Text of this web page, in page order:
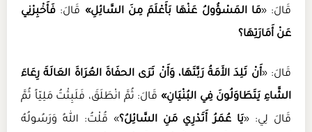
قَالَ: «مَا المَسْؤُولُ عَنْهَا بَأَعْلَمَ مِنَ السَّائِلِ» قَالَ: فَأَخْبِرْنِي
عَنْ أَمَارَتِهَا؟
قَالَ: «أَنْ تَلِدَ الأَمَةُ رَبَّتَهَا، وَأَنْ تَرَى الحفَاةَ العُرَاةَ العَالَةَ رِعَاءَ
الشَّاءِ يَتَطَاوَلُونَ فِي البُنْيَانِ» قَالَ: ثُمَّ انْطَلَقَ، فَلَبِثْتُ مَلِيّاً ثُمَّ
قَالَ لِي: «يَا عُمَرُ أَتَدْرِي مَنِ السَّائِلُ؟» قُلْتُ: اللهُ وَرَسُولُهُ